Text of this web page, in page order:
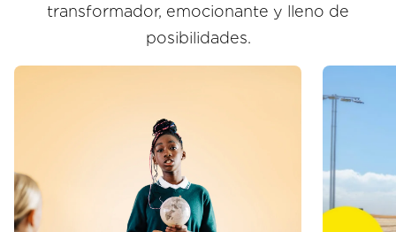
transformador, emocionante y lleno de
posibilidades.